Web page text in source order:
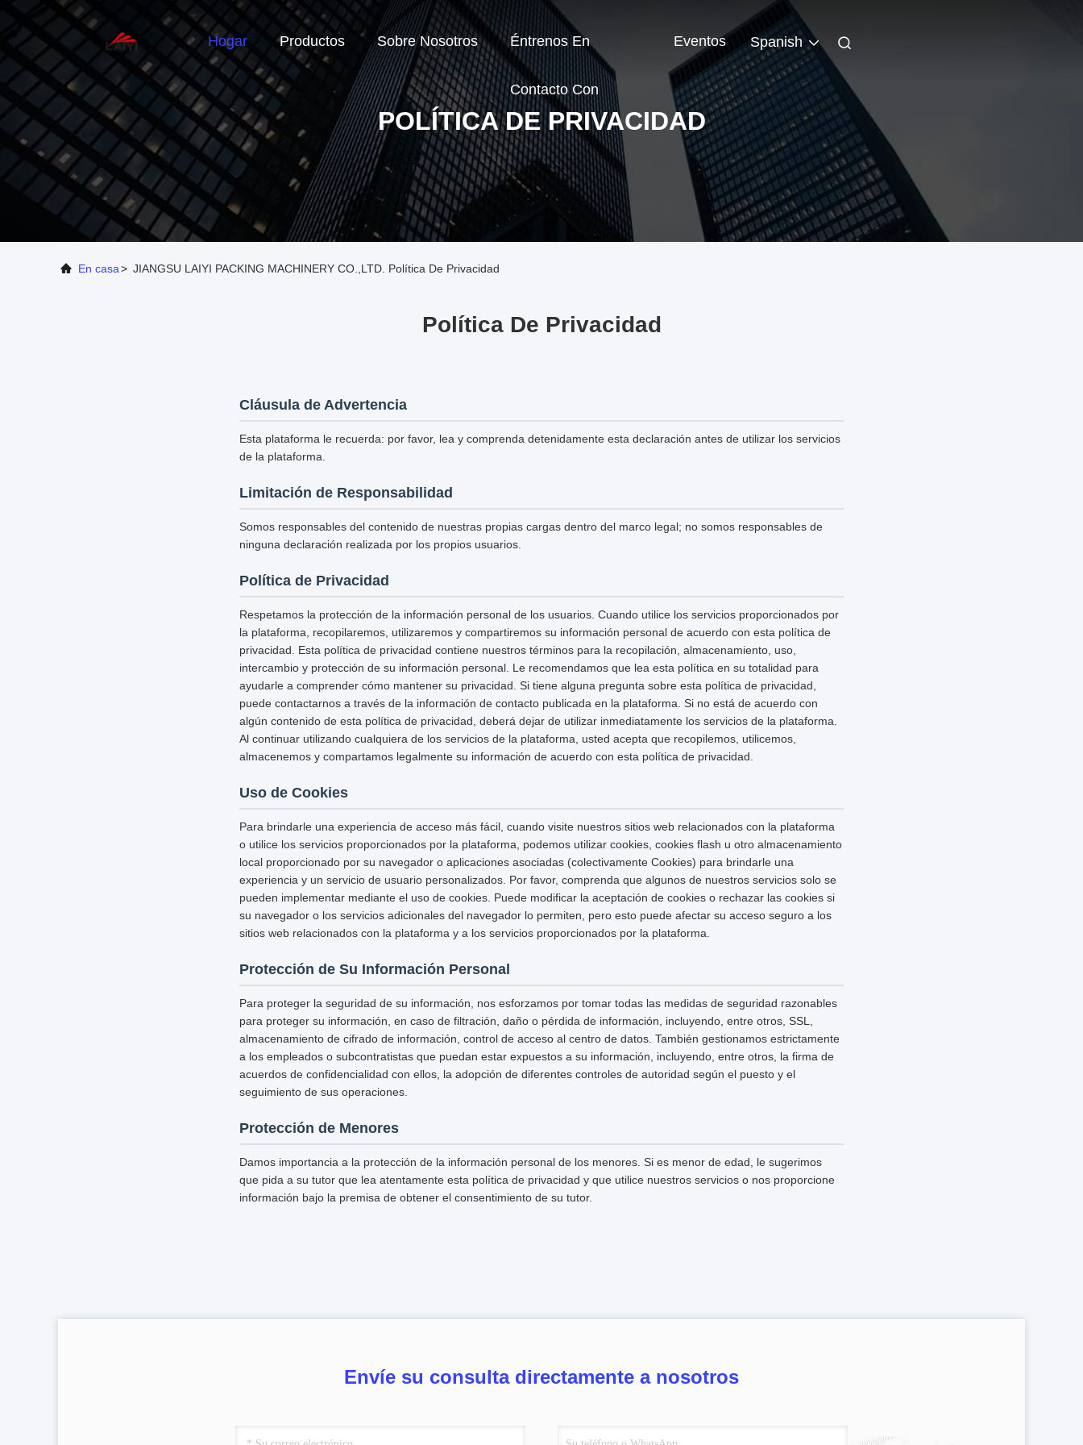
Hogar Productos Sobre Nosotros Éntrenos En
Contacto Con
Eventos Spanish
POLÍTICA DE PRIVACIDAD
En casa> JIANGSU LAIYI PACKING MACHINERY CO.,LTD. Política De Privacidad
Política De Privacidad
Cláusula de Advertencia
Esta plataforma le recuerda: por favor, lea y comprenda detenidamente esta declaración antes de utilizar los servicios
de la plataforma.
Limitación de Responsabilidad
Somos responsables del contenido de nuestras propias cargas dentro del marco legal; no somos responsables de
ninguna declaración realizada por los propios usuarios.
Política de Privacidad
Respetamos la protección de la información personal de los usuarios. Cuando utilice los servicios proporcionados por
la plataforma, recopilaremos, utilizaremos y compartiremos su información personal de acuerdo con esta política de
privacidad. Esta política de privacidad contiene nuestros términos para la recopilación, almacenamiento, uso,
intercambio y protección de su información personal. Le recomendamos que lea esta política en su totalidad para
ayudarle a comprender cómo mantener su privacidad. Si tiene alguna pregunta sobre esta política de privacidad,
puede contactarnos a través de la información de contacto publicada en la plataforma. Si no está de acuerdo con
algún contenido de esta política de privacidad, deberá dejar de utilizar inmediatamente los servicios de la plataforma.
Al continuar utilizando cualquiera de los servicios de la plataforma, usted acepta que recopilemos, utilicemos,
almacenemos y compartamos legalmente su información de acuerdo con esta política de privacidad.
Uso de Cookies
Para brindarle una experiencia de acceso más fácil, cuando visite nuestros sitios web relacionados con la plataforma
o utilice los servicios proporcionados por la plataforma, podemos utilizar cookies, cookies flash u otro almacenamiento
local proporcionado por su navegador o aplicaciones asociadas (colectivamente Cookies) para brindarle una
experiencia y un servicio de usuario personalizados. Por favor, comprenda que algunos de nuestros servicios solo se
pueden implementar mediante el uso de cookies. Puede modificar la aceptación de cookies o rechazar las cookies si
su navegador o los servicios adicionales del navegador lo permiten, pero esto puede afectar su acceso seguro a los
sitios web relacionados con la plataforma y a los servicios proporcionados por la plataforma.
Protección de Su Información Personal
Para proteger la seguridad de su información, nos esforzamos por tomar todas las medidas de seguridad razonables
para proteger su información, en caso de filtración, daño o pérdida de información, incluyendo, entre otros, SSL,
almacenamiento de cifrado de información, control de acceso al centro de datos. También gestionamos estrictamente
a los empleados o subcontratistas que puedan estar expuestos a su información, incluyendo, entre otros, la firma de
acuerdos de confidencialidad con ellos, la adopción de diferentes controles de autoridad según el puesto y el
seguimiento de sus operaciones.
Protección de Menores
Damos importancia a la protección de la información personal de los menores. Si es menor de edad, le sugerimos
que pida a su tutor que lea atentamente esta política de privacidad y que utilice nuestros servicios o nos proporcione
información bajo la premisa de obtener el consentimiento de su tutor.
Envíe su consulta directamente a nosotros